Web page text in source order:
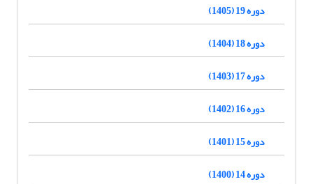
دوره 19 (1405)
دوره 18 (1404)
دوره 17 (1403)
دوره 16 (1402)
دوره 15 (1401)
دوره 14 (1400)